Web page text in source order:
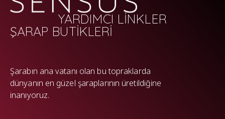
YARDIMCI LİNKLER
ŞARAP BUTİKLERİ
WP
Şarabın ana vatanı olan bu topraklarda
dünyanın en güzel şaraplarının üretildiğine
inanıyoruz.